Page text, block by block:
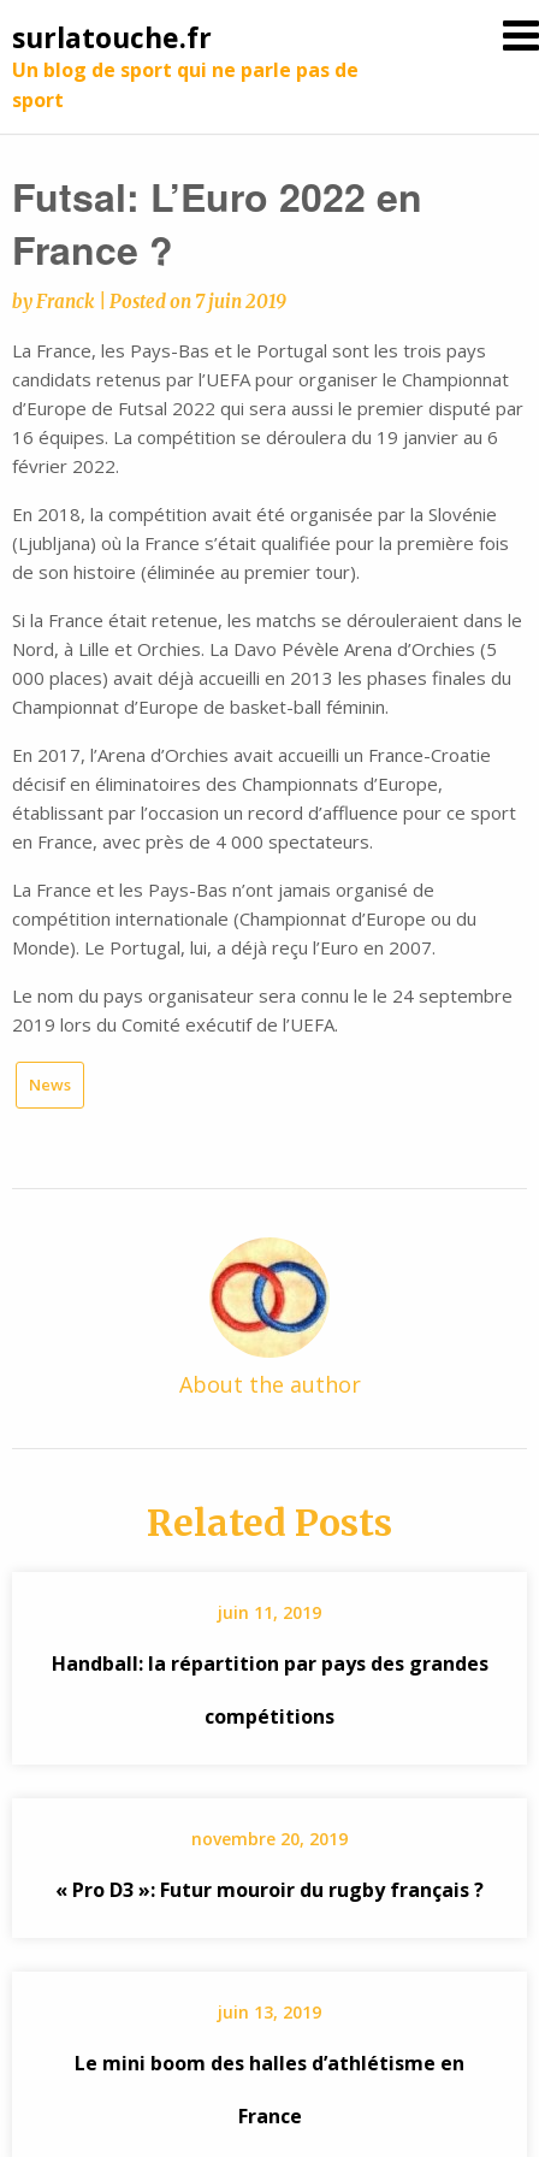
surlatouche.fr
Un blog de sport qui ne parle pas de
sport
Futsal: L’Euro 2022 en
France ?
byFranck Posted on 7 juin 2019
La France, les Pays-Bas et le Portugal sont les trois pays
candidats retenus par l’UEFA pour organiser le Championnat
d’Europe de Futsal 2022 qui sera aussi le premier disputé par
16 équipes. La compétition se déroulera du 19 janvier au 6
février 2022.
En 2018, la compétition avait été organisée par la Slovénie
(Ljubljana) où la France s’était qualifiée pour la première fois
de son histoire (éliminée au premier tour).
Si la France était retenue, les matchs se dérouleraient dans le
Nord, à Lille et Orchies. La Davo Pévèle Arena d’Orchies (5
000 places) avait déjà accueilli en 2013 les phases finales du
Championnat d’Europe de basket-ball féminin.
En 2017, l’Arena d’Orchies avait accueilli un France-Croatie
décisif en éliminatoires des Championnats d’Europe,
établissant par l’occasion un record d’affluence pour ce sport
en France, avec près de 4 000 spectateurs.
La France et les Pays-Bas n’ont jamais organisé de
compétition internationale (Championnat d’Europe ou du
Monde). Le Portugal, lui, a déjà reçu l’Euro en 2007.
Le nom du pays organisateur sera connu le le 24 septembre
2019 lors du Comité exécutif de l’UEFA.
News
About the author
Related Posts
juin 11, 2019
Handball: la répartition par pays des grandes
compétitions
novembre 20, 2019
« Pro D3 »: Futur mouroir du rugby français ?
juin 13, 2019
Le mini boom des halles d’athlétisme en
France